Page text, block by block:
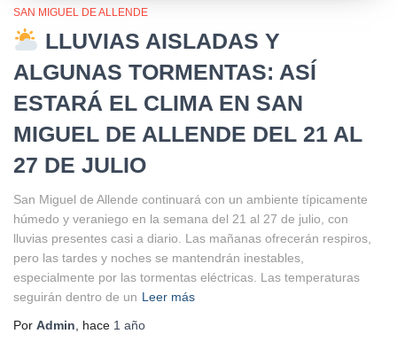
SAN MIGUEL DE ALLENDE
LLUVIAS AISLADAS Y
ALGUNAS TORMENTAS: ASÍ
ESTARÁ EL CLIMA EN SAN
MIGUEL DE ALLENDE DEL 21 AL
27 DE JULIO
San Miguel de Allende continuará con un ambiente típicamente
húmedo y veraniego en la semana del 21 al 27 de julio, con
lluvias presentes casi a diario. Las mañanas ofrecerán respiros,
pero las tardes y noches se mantendrán inestables,
especialmente por las tormentas eléctricas. Las temperaturas
seguirán dentro de un Leer más
Por Admin , hace 1 año